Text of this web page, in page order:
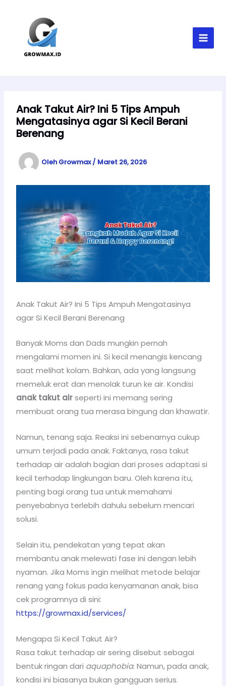
Anak Takut Air? Ini 5 Tips Ampuh
Mengatasinya agar Si Kecil Berani
Berenang
Oleh Growmax/ Maret 26, 2026
Anak Takut Air? Ini 5 Tips Ampuh Mengatasinya
agar Si Kecil Berani Berenang
Banyak Moms dan Dads mungkin pernah
mengalami momen ini. Si kecil menangis kencang
saat melihat kolam. Bahkan, ada yang langsung
memeluk erat dan menolak turun ke air. Kondisi
anak takut airseperti ini memang sering
membuat orang tua merasa bingung dan khawatir.
Namun, tenang saja. Reaksi ini sebenarnya cukup
umum terjadi pada anak. Faktanya, rasa takut
terhadap air adalah bagian dari proses adaptasi si
kecil terhadap lingkungan baru. Oleh karena itu,
penting bagi orang tua untuk memahami
penyebabnya terlebih dahulu sebelum mencari
solusi.
Selain itu, pendekatan yang tepat akan
membantu anak melewati fase ini dengan lebih
nyaman. Jika Moms ingin melihat metode belajar
renang yang fokus pada kenyamanan anak, bisa
cek programnya di sini:
https://growmax.id/services/
Mengapa Si Kecil Takut Air?
Rasa takut terhadap air sering disebut sebagai
bentuk ringan dari aquaphobia. Namun, pada anak,
kondisi ini biasanya bukan gangguan serius.